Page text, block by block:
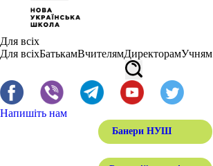
Для всіх
Для всіхБатькамВчителямДиректорамУчням
Напишіть нам
Банери НУШ